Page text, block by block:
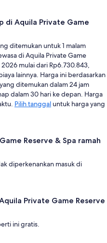
di Aquila Private Game
ditemukan untuk 1 malam
di Aquila Private Game
mulai dari Rp6.730.843,
lainnya. Harga ini berdasarkan
ditemukan dalam 24 jam
dalam 30 hari ke depan. Harga
Pilih tanggal untuk harga yang
Reserve & Spa ramah
diperkenankan masuk di
Private Game Reserve
ini gratis.